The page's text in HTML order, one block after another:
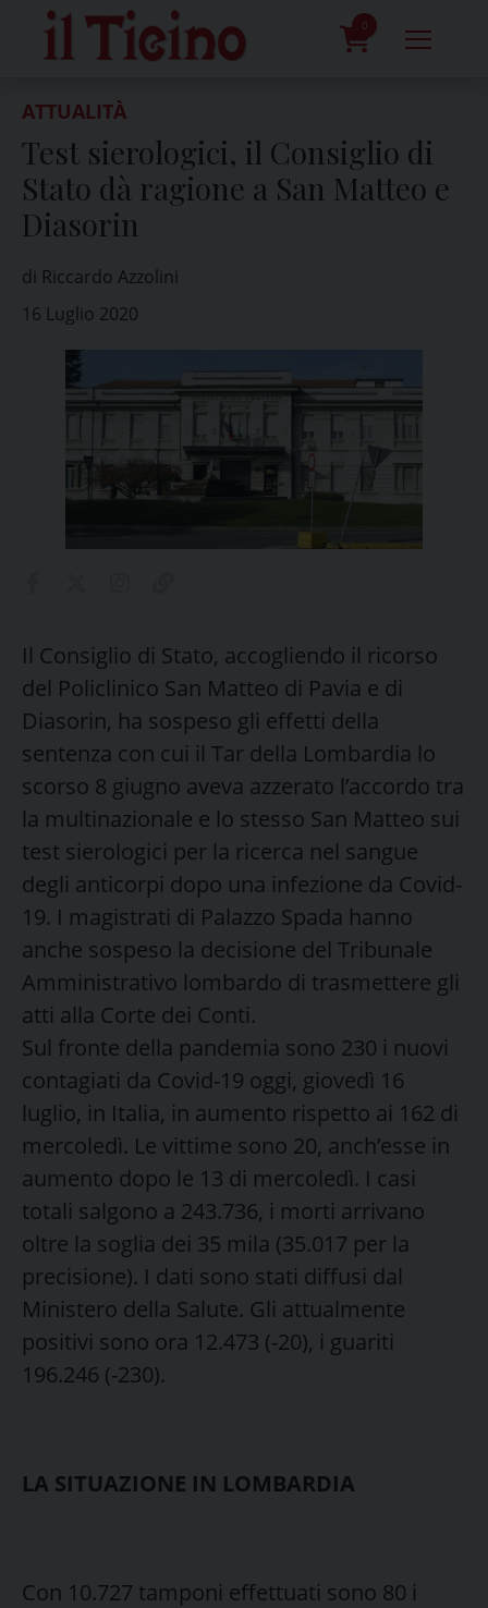
content
0
ATTUALITÀ
Test sierologici, il Consiglio di
Stato dà ragione a San Matteo e
Diasorin
di Riccardo Azzolini
16 Luglio 2020
Il Consiglio di Stato, accogliendo il ricorso
del Policlinico San Matteo di Pavia e di
Diasorin, ha sospeso gli effetti della
sentenza con cui il Tar della Lombardia lo
scorso 8 giugno aveva azzerato l’accordo tra
la multinazionale e lo stesso San Matteo sui
test sierologici per la ricerca nel sangue
degli anticorpi dopo una infezione da Covid-
19. I magistrati di Palazzo Spada hanno
anche sospeso la decisione del Tribunale
Amministrativo lombardo di trasmettere gli
atti alla Corte dei Conti.
Sul fronte della pandemia sono 230 i nuovi
contagiati da Covid-19 oggi, giovedì 16
luglio, in Italia, in aumento rispetto ai 162 di
mercoledì. Le vittime sono 20, anch’esse in
aumento dopo le 13 di mercoledì. I casi
totali salgono a 243.736, i morti arrivano
oltre la soglia dei 35 mila (35.017 per la
precisione). I dati sono stati diffusi dal
Ministero della Salute. Gli attualmente
positivi sono ora 12.473 (-20), i guariti
196.246 (-230).
LA SITUAZIONE IN LOMBARDIA
Con 10.727 tamponi effettuati sono 80 i